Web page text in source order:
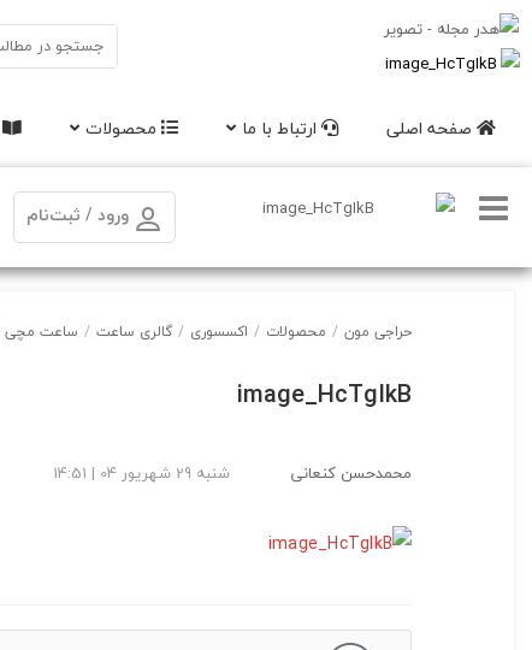
صفحه اصلی ارتباط با ما محصولات
ورود / ثبت‌نام
حراجی مون / محصولات / اکسسوری / گالری ساعت / ساعت مچی
image_HcTgIkB
محمدحسن کنعانی شنبه 29 شهریور 04 | 14:51